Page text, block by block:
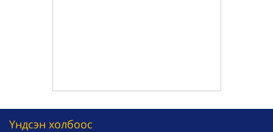
Үндсэн холбоос